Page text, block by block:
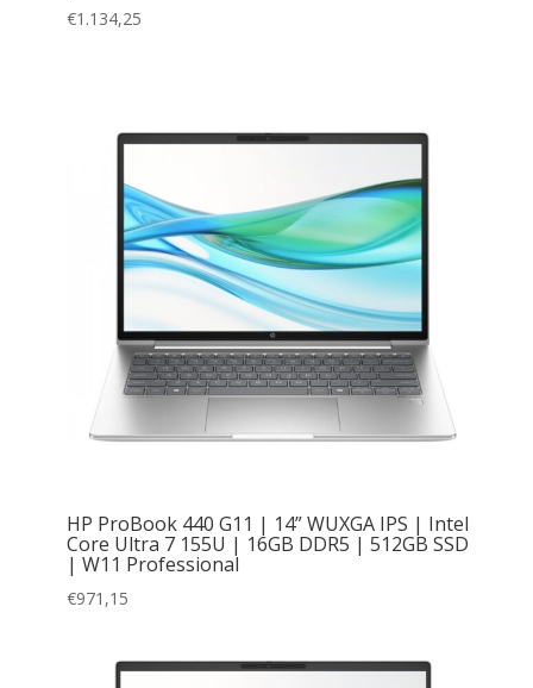
€1.134,25
HP ProBook 440 G11 | 14” WUXGA IPS | Intel
Core Ultra 7 155U | 16GB DDR5 | 512GB SSD
| W11 Professional
€971,15